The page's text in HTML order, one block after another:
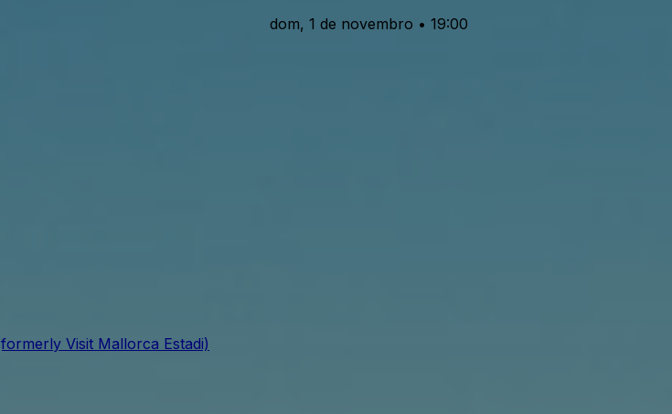
dom, 1 de novembro • 19:00
Visit Mallorca Estadi)